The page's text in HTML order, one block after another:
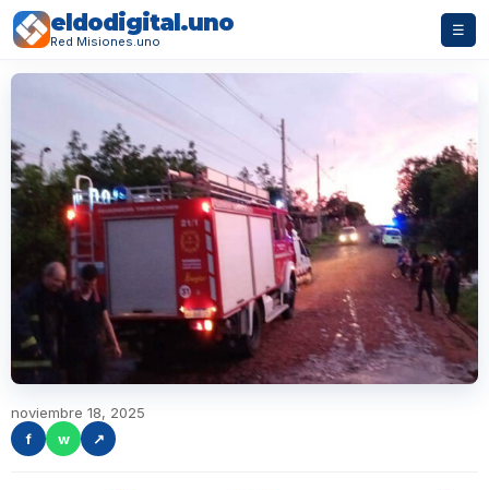
eldodigital.uno
Red Misiones.uno
☰
noviembre 18, 2025
f
w ↗